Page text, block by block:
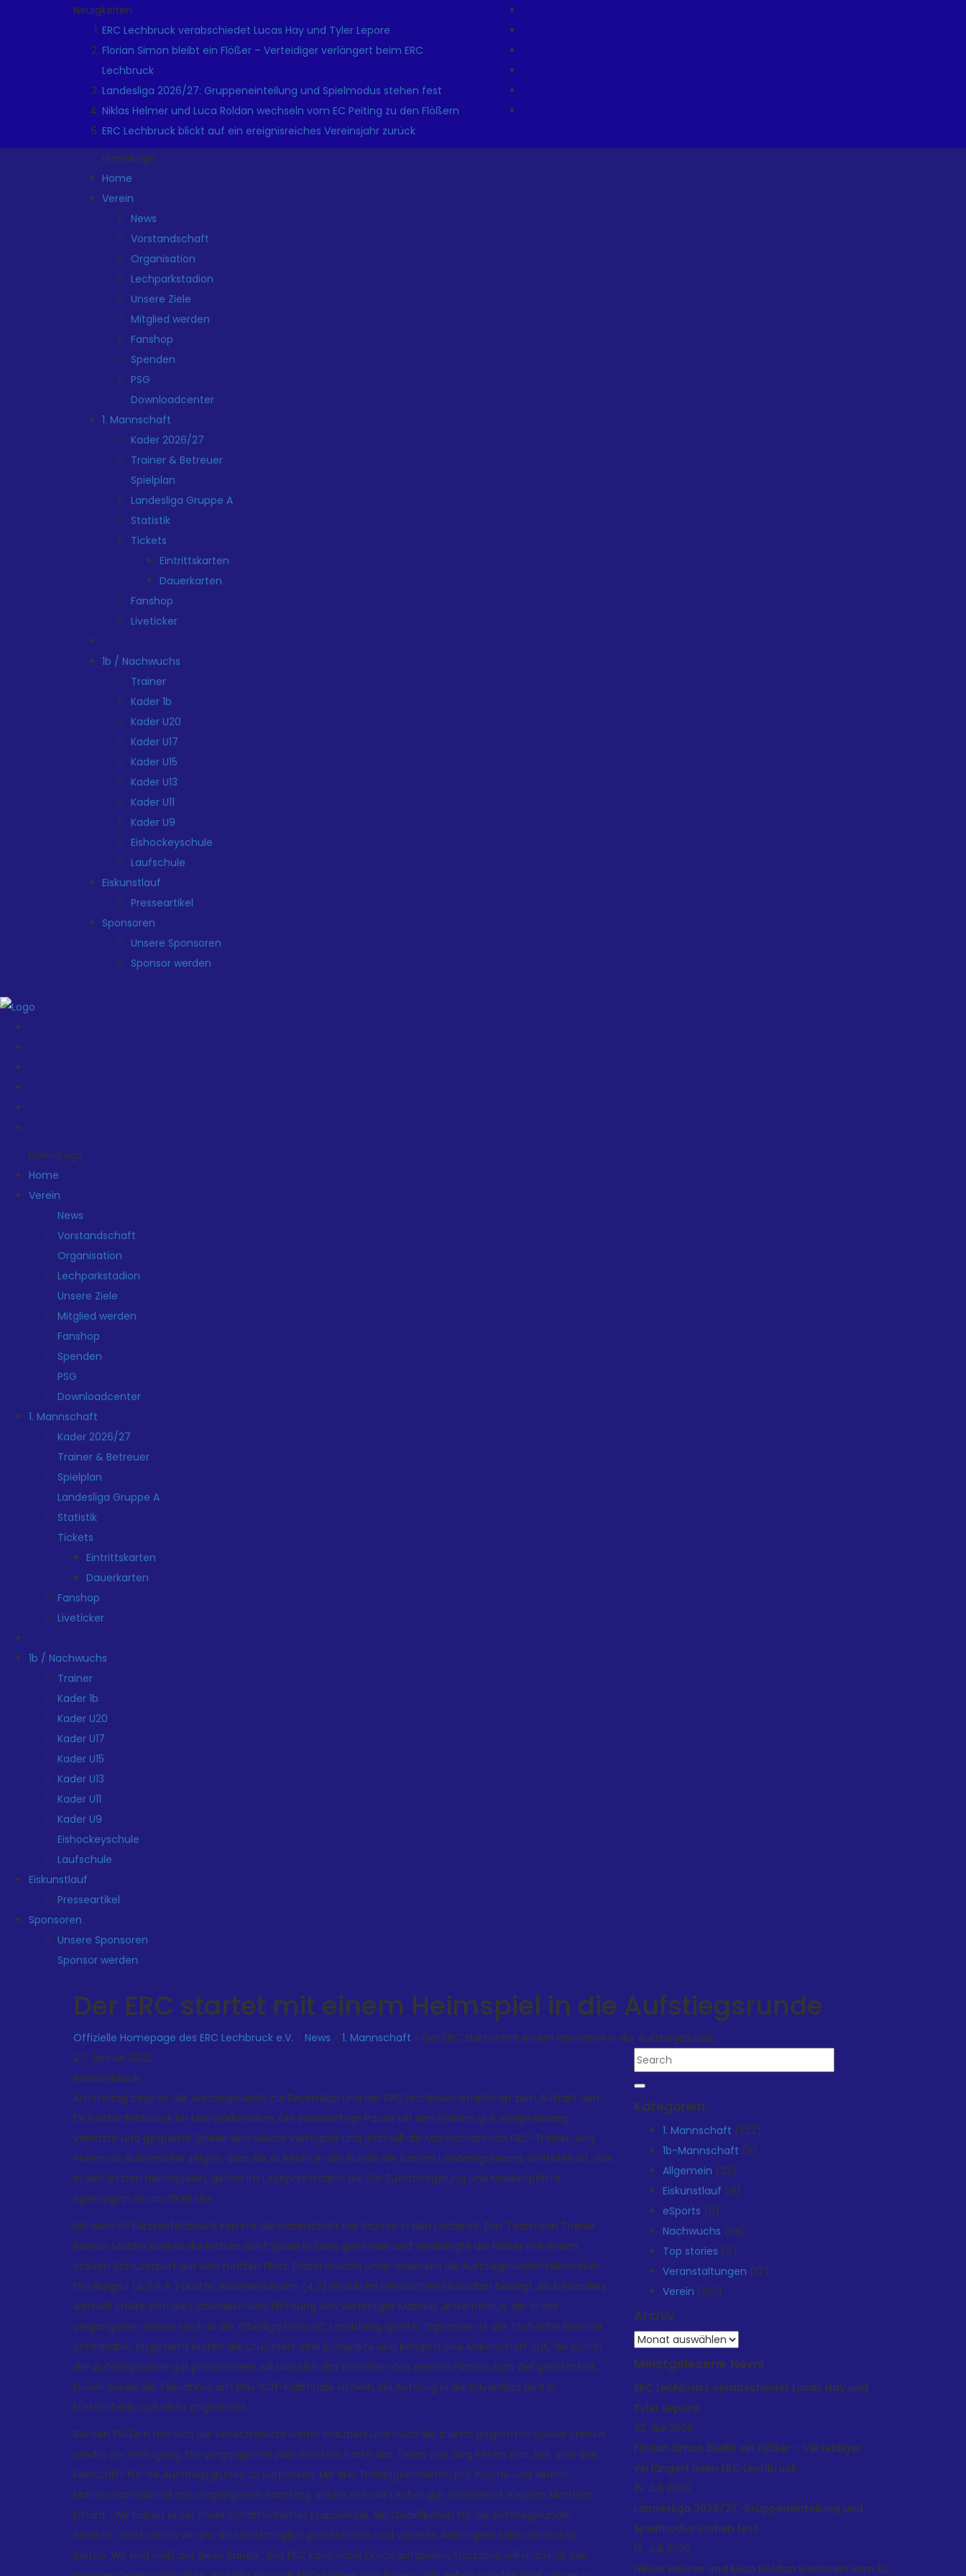
Neuigkeiten
ERC Lechbruck verabschiedet Lucas Hay und Tyler Lepore
Florian Simon bleibt ein Flößer – Verteidiger verlängert beim ERC
Lechbruck
Landesliga 2026/27: Gruppeneinteilung und Spielmodus stehen fest
Niklas Helmer und Luca Roldan wechseln vom EC Peiting zu den Flößern
ERC Lechbruck blickt auf ein ereignisreiches Vereinsjahr zurück
HomeLogo
Home
Verein
News
Vorstandschaft
Organisation
Lechparkstadion
Unsere Ziele
Mitglied werden
Fanshop
Spenden
PSG
Downloadcenter
1. Mannschaft
Kader 2026/27
Trainer & Betreuer
Spielplan
Landesliga Gruppe A
Statistik
Tickets
Eintrittskarten
Dauerkarten
Fanshop
Liveticker
1b / Nachwuchs
Trainer
Kader 1b
Kader U20
Kader U17
Kader U15
Kader U13
Kader U11
Kader U9
Eishockeyschule
Laufschule
Eiskunstlauf
Presseartikel
Sponsoren
Unsere Sponsoren
Sponsor werden
HomeLogo
Home
Verein
News
Vorstandschaft
Organisation
Lechparkstadion
Unsere Ziele
Mitglied werden
Fanshop
Spenden
PSG
Downloadcenter
1. Mannschaft
Kader 2026/27
Trainer & Betreuer
Spielplan
Landesliga Gruppe A
Statistik
Tickets
Eintrittskarten
Dauerkarten
Fanshop
Liveticker
1b / Nachwuchs
Trainer
Kader 1b
Kader U20
Kader U17
Kader U15
Kader U13
Kader U11
Kader U9
Eishockeyschule
Laufschule
Eiskunstlauf
Presseartikel
Sponsoren
Unsere Sponsoren
Sponsor werden
Der ERC startet mit einem Heimspiel in die Aufstiegsrunde
Offizielle Homepage des ERC Lechbruck e.V. > News > 1. Mannschaft > Der ERC startet mit einem Heimspiel in die Aufstiegsrunde
27. Januar 2022
erclechbruck
Am Freitag beginnt die Aufstiegsrunde zur Bayernliga und der ERC Lechbruck empfängt zum Auftakt den
EV Fürstenfeldbruck im Lechparkstadion. Die zweiwöchige Pause tat den Flößern gut, einige bislang
verletzte und gesperrte Spieler sind wieder verfügbar und jetzt will die Mannschaft von ERC-Trainer Jörg
Peters als Außenseiter zeigen, dass sie zu Recht in der Runde der besten Landesligateams vertreten ist. Wie
in den letzten Heimspielen, gelten im Lechparkstadion die 2G-Zutrittsregelung und Maskenpflicht.
Spielbeginn ist um 19:30 Uhr.
Mit dem EV Fürstenfeldbruck kommt die Mannschaft der Stunde in den Lechpark. Das Team von Trainer
Roman Mucha konnte die letzten acht Spiele in Serie gewinnen und verdrängte die Flößer mit einem
starken Schlussspurt auf den fünften Platz. Dabei wurden unter anderem die Aufstiegsrundenteilnehmer
ESV Burgau (4:3 n. P.) und SC Reichersbeuern (4:2) jeweils im heimischen Eisstadion besiegt. Als besonders
wertvoll stellte sich die Dezember-Verpflichtung von Verteidiger Mathias Jeske heraus, der in der
vergangenen Saison noch in der Oberliga beim HC Landsberg spielte. Topscorer ist der Tscheche Kresimir
Schildhabel. Insgesamt bieten die Crusaders eine kompakte und kampfstarke Mannschaft auf, die sich in
der Aufstiegsrunde gut präsentieren will und sich das Erreichen des zweiten Platzes zum Ziel gesetzt hat.
Dieser würde die Teilnahme am Play-Off-Halbfinale sichern. Ein Aufstieg in die Bayernliga wird in
Fürstenfeldbruck nicht angestrebt.
Bei den Flößern hat sich die Verletztenliste weiter reduziert und auch die zuletzt gesperrten Spieler stehen
wieder zur Verfügung. Die vergangenen zwei Wochen hatte das Team von Jörg Peters nun Zeit, sich den
Feinschliff für die Aufstiegsgrunde zu verpassen. Mit drei Trainingseinheiten pro Woche und einem
Mannschaftsabend am vergangenen Samstag, sehen sich die Lecher gut vorbereitet. Kapitän Matthias
Erhard: „Wir haben unser mannschaftsinternes Etappenziel, die Qualifikation für die Aufstiegsrunde,
erreicht. Jetzt wollen wir uns dort bestmöglich präsentieren und unseren Anhängern tolles Eishockey
bieten. Wir sind heiß auf diese Runde.“ Der ERC kann ohne Druck aufspielen, trotzdem will man mit den
Kategorien
1. Mannschaft (522)
1b-Mannschaft (5)
Allgemein (33)
Eiskunstlauf (9)
eSports (6)
Nachwuchs (58)
Top stories (8)
Veranstaltungen (17)
Verein (103)
Archiv
Archiv
Meistgelesene News
ERC Lechbruck verabschiedet Lucas Hay und
Tyler Lepore
22. Juli 2026
Florian Simon bleibt ein Flößer – Verteidiger
verlängert beim ERC Lechbruck
15. Juli 2026
Landesliga 2026/27: Gruppeneinteilung und
Spielmodus stehen fest
13. Juli 2026
Niklas Helmer und Luca Roldan wechseln vom EC